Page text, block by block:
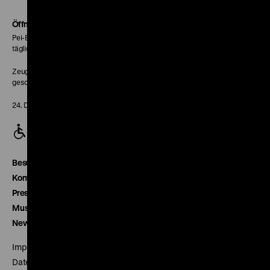
Öffnungszeiten
Pei-Bau:
täglich 10-18 Uhr
Zeughaus:
geschlossen
24. Dezember geschlossen
Besucherservice
Kontakt
Presse
Museumsverein
Newsletter
Impressum
Datenschutz